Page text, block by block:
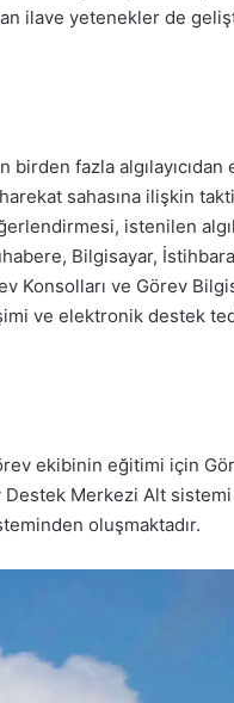
ilave yetenekler de
birden fazla
sahasına ilişkin
istenilen
Bilgisayar,
Konsolları ve Görev
ve elektronik destek
ekibinin eğitimi için
Merkezi Alt
oluşmaktadır.